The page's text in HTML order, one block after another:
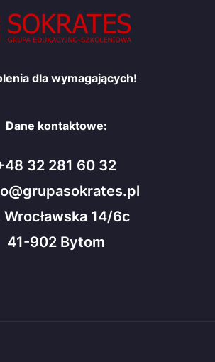
dla wymagających!
Dane kontaktowe:
32 281 60 32
Wrocławska 14/6c
41-902 Bytom